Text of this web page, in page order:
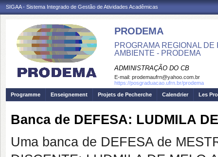
SIGAA - Sistema Integrado de Gestão de Atividades Acadêmicas
PRODEMA
PROGRAMA REGIONAL
AMBIENTE - PRODEMA
ADMINISTRAÇÃO DO CB
E-mail: prodemaufrn@yahoo.com.br
https://posgraduacao.ufrn.br/prodema
Programme
Enseignement Projets de Pecherche Calendrier Les
Banca de DEFESA: LUDMILA
Uma banca de DEFESA de